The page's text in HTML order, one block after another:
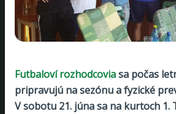
Futbaloví rozhodcoviasa počas
pripravujú na sezónu a fyzické
V sobotu 21. júna sa na kurtoch 1.